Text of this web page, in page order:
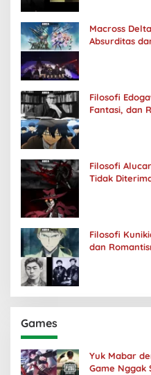
Macross
Absurditas
Filosofi
Fantasi, dan
Filosofi
Tidak
Filosofi
dan
Games
Yuk Mabar
Game Nggak